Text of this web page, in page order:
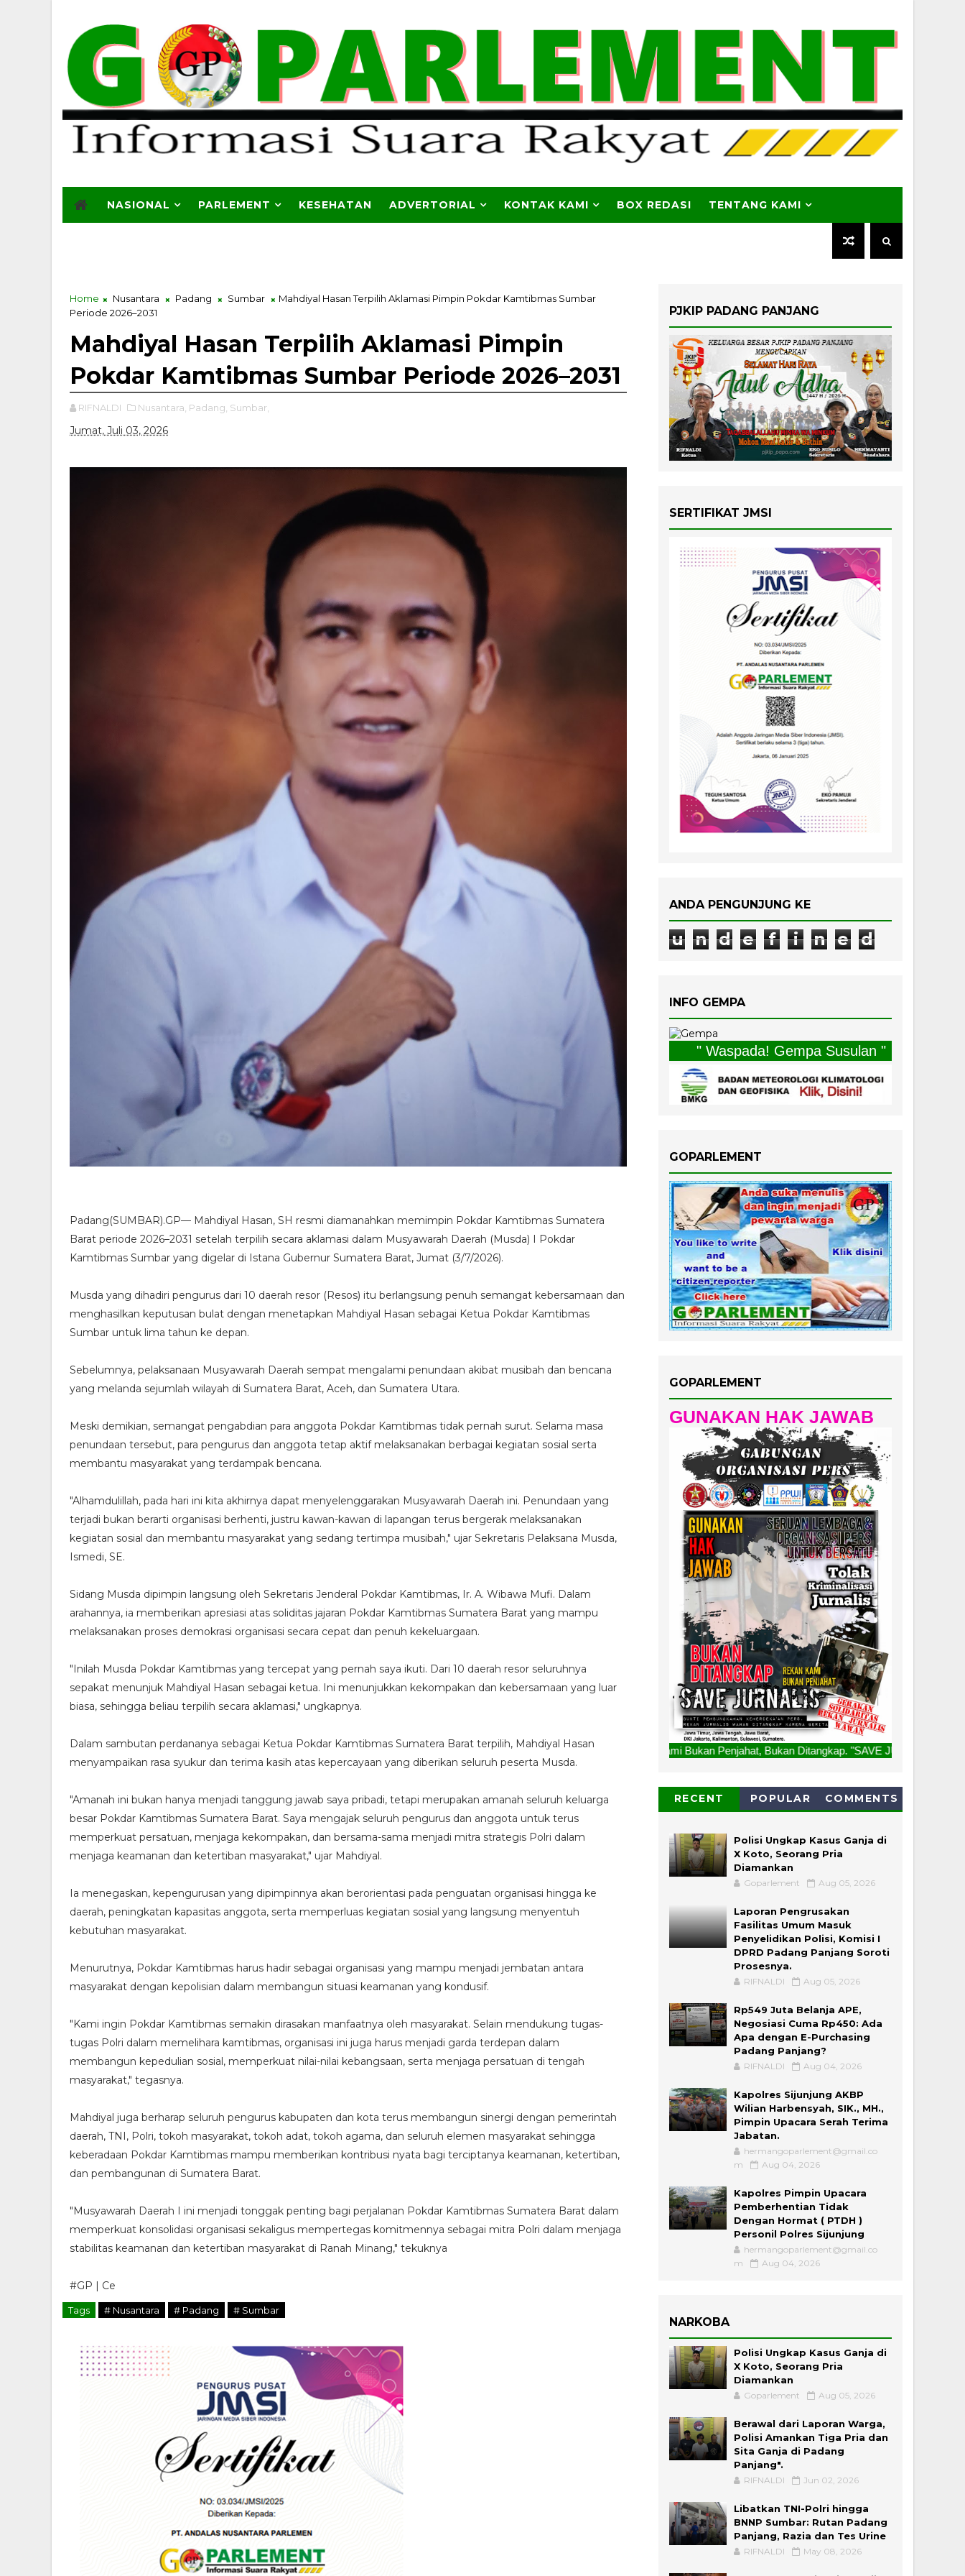
NASIONAL PARLEMENT KESEHATAN ADVERTORIAL KONTAK KAMI BOX REDASI TENTANG KAMI
Home Nusantara Padang Sumbar
Mahdiyal Hasan Terpilih Aklamasi Pimpin Pokdar Kamtibmas Sumbar
Periode 2026–2031
Mahdiyal Hasan Terpilih Aklamasi Pimpin
Pokdar Kamtibmas Sumbar Periode 2026–2031
RIFNALDI Nusantara, Padang, Sumbar,
Jumat, Juli 03, 2026
Padang(SUMBAR).GP— Mahdiyal Hasan, SH resmi diamanahkan memimpin Pokdar Kamtibmas Sumatera
Barat periode 2026–2031 setelah terpilih secara aklamasi dalam Musyawarah Daerah (Musda) I Pokdar
Kamtibmas Sumbar yang digelar di Istana Gubernur Sumatera Barat, Jumat (3/7/2026).
Musda yang dihadiri pengurus dari 10 daerah resor (Resos) itu berlangsung penuh semangat kebersamaan dan
menghasilkan keputusan bulat dengan menetapkan Mahdiyal Hasan sebagai Ketua Pokdar Kamtibmas
Sumbar untuk lima tahun ke depan.
Sebelumnya, pelaksanaan Musyawarah Daerah sempat mengalami penundaan akibat musibah dan bencana
yang melanda sejumlah wilayah di Sumatera Barat, Aceh, dan Sumatera Utara.
Meski demikian, semangat pengabdian para anggota Pokdar Kamtibmas tidak pernah surut. Selama masa
penundaan tersebut, para pengurus dan anggota tetap aktif melaksanakan berbagai kegiatan sosial serta
membantu masyarakat yang terdampak bencana.
"Alhamdulillah, pada hari ini kita akhirnya dapat menyelenggarakan Musyawarah Daerah ini. Penundaan yang
terjadi bukan berarti organisasi berhenti, justru kawan-kawan di lapangan terus bergerak melaksanakan
kegiatan sosial dan membantu masyarakat yang sedang tertimpa musibah," ujar Sekretaris Pelaksana Musda,
Ismedi, SE.
Sidang Musda dipimpin langsung oleh Sekretaris Jenderal Pokdar Kamtibmas, Ir. A. Wibawa Mufi. Dalam
arahannya, ia memberikan apresiasi atas soliditas jajaran Pokdar Kamtibmas Sumatera Barat yang mampu
melaksanakan proses demokrasi organisasi secara cepat dan penuh kekeluargaan.
"Inilah Musda Pokdar Kamtibmas yang tercepat yang pernah saya ikuti. Dari 10 daerah resor seluruhnya
sepakat menunjuk Mahdiyal Hasan sebagai ketua. Ini menunjukkan kekompakan dan kebersamaan yang luar
biasa, sehingga beliau terpilih secara aklamasi," ungkapnya.
Dalam sambutan perdananya sebagai Ketua Pokdar Kamtibmas Sumatera Barat terpilih, Mahdiyal Hasan
menyampaikan rasa syukur dan terima kasih atas kepercayaan yang diberikan seluruh peserta Musda.
"Amanah ini bukan hanya menjadi tanggung jawab saya pribadi, tetapi merupakan amanah seluruh keluarga
besar Pokdar Kamtibmas Sumatera Barat. Saya mengajak seluruh pengurus dan anggota untuk terus
memperkuat persatuan, menjaga kekompakan, dan bersama-sama menjadi mitra strategis Polri dalam
menjaga keamanan dan ketertiban masyarakat," ujar Mahdiyal.
Ia menegaskan, kepengurusan yang dipimpinnya akan berorientasi pada penguatan organisasi hingga ke
daerah, peningkatan kapasitas anggota, serta memperluas kegiatan sosial yang langsung menyentuh
kebutuhan masyarakat.
Menurutnya, Pokdar Kamtibmas harus hadir sebagai organisasi yang mampu menjadi jembatan antara
masyarakat dengan kepolisian dalam membangun situasi keamanan yang kondusif.
"Kami ingin Pokdar Kamtibmas semakin dirasakan manfaatnya oleh masyarakat. Selain mendukung tugas-
tugas Polri dalam memelihara kamtibmas, organisasi ini juga harus menjadi garda terdepan dalam
membangun kepedulian sosial, memperkuat nilai-nilai kebangsaan, serta menjaga persatuan di tengah
masyarakat," tegasnya.
Mahdiyal juga berharap seluruh pengurus kabupaten dan kota terus membangun sinergi dengan pemerintah
daerah, TNI, Polri, tokoh masyarakat, tokoh adat, tokoh agama, dan seluruh elemen masyarakat sehingga
keberadaan Pokdar Kamtibmas mampu memberikan kontribusi nyata bagi terciptanya keamanan, ketertiban,
dan pembangunan di Sumatera Barat.
"Musyawarah Daerah I ini menjadi tonggak penting bagi perjalanan Pokdar Kamtibmas Sumatera Barat dalam
memperkuat konsolidasi organisasi sekaligus mempertegas komitmennya sebagai mitra Polri dalam menjaga
stabilitas keamanan dan ketertiban masyarakat di Ranah Minang," tekuknya
#GP | Ce
Tags # Nusantara # Padang # Sumbar
PJKIP PADANG PANJANG
SERTIFIKAT JMSI
ANDA PENGUNJUNG KE
u n d e f i n e d
INFO GEMPA
" Waspada! Gempa Susulan "
GOPARLEMENT
GOPARLEMENT
GUNAKAN HAK JAWAB
SERUAN LEMBAGA & ORGANISASI PERS UNTUK BERSATU. "Tolak Kriminalisasi Jurnalis, Rekan Kami Bukan Penjahat, Bukan Ditangkap. "SAVE JURNALIS" Salam Redaksi
RECENT POPULAR COMMENTS
Polisi Ungkap Kasus Ganja di
X Koto, Seorang Pria
Diamankan
Goparlement Aug 05, 2026
Laporan Pengrusakan
Fasilitas Umum Masuk
Penyelidikan Polisi, Komisi I
DPRD Padang Panjang Soroti
Prosesnya.
RIFNALDI Aug 05, 2026
Rp549 Juta Belanja APE,
Negosiasi Cuma Rp450: Ada
Apa dengan E-Purchasing
Padang Panjang?
RIFNALDI Aug 04, 2026
Kapolres Sijunjung AKBP
Wilian Harbensyah, SIK., MH.,
Pimpin Upacara Serah Terima
Jabatan.
hermangoparlement@gmail.co
m
Aug 04, 2026
Kapolres Pimpin Upacara
Pemberhentian Tidak
Dengan Hormat ( PTDH )
Personil Polres Sijunjung
hermangoparlement@gmail.co
m
Aug 04, 2026
NARKOBA
Polisi Ungkap Kasus Ganja di
X Koto, Seorang Pria
Diamankan
Goparlement Aug 05, 2026
Berawal dari Laporan Warga,
Polisi Amankan Tiga Pria dan
Sita Ganja di Padang
Panjang".
RIFNALDI Jun 02, 2026
Libatkan TNI-Polri hingga
BNNP Sumbar: Rutan Padang
Panjang, Razia dan Tes Urine
RIFNALDI May 08, 2026